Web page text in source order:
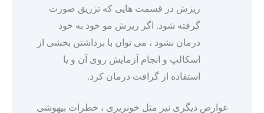
ریزش در قسمت هایی که تزریق صورت
گرفته شود. اگر ریزش مو خود به خود
درمان نشود ، می توان با برداشتن بخشی از
اسکالپ و انجام آزمایش روی آن و یا
استفاده از گرافت درمان کرد.
عوارض دیگری نیز مثل خونریزی ، خطرات بیهوشی